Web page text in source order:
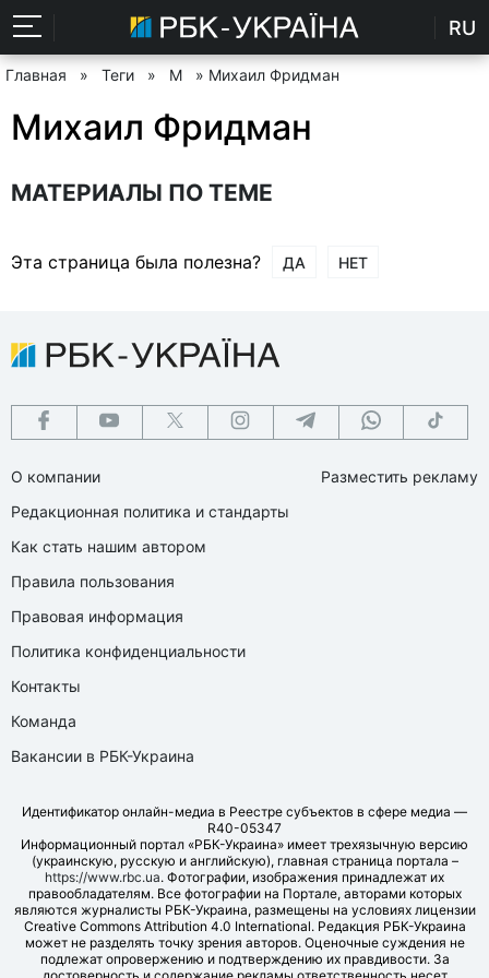
RU
Главная » Теги » М » Михаил Фридман
Михаил Фридман
МАТЕРИАЛЫ ПО ТЕМЕ
Эта страница была полезна? ДА НЕТ
О компании
Редакционная политика и стандарты
Как стать нашим автором
Правила пользования
Правовая информация
Политика конфиденциальности
Контакты
Команда
Вакансии в РБК-Украина
Разместить рекламу
Идентификатор онлайн-медиа в Реестре субъектов в сфере медиа —
R40-05347
Информационный портал «РБК-Украина» имеет трехязычную версию
(украинскую, русскую и английскую), главная страница портала –
https://www.rbc.ua. Фотографии, изображения принадлежат их
правообладателям. Все фотографии на Портале, авторами которых
являются журналисты РБК-Украина, размещены на условиях лицензии
Creative Commons Attribution 4.0 International. Редакция РБК-Украина
может не разделять точку зрения авторов. Оценочные суждения не
подлежат опровержению и подтверждению их правдивости. За